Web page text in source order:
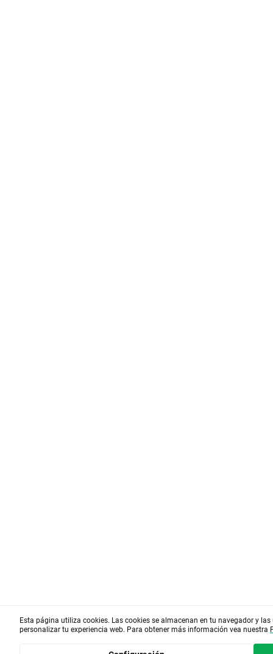
Esta página utiliza cookies. Las cookies se almacenan en tu navegador y
personalizar tu experiencia web. Para obtener más información vea nuestra